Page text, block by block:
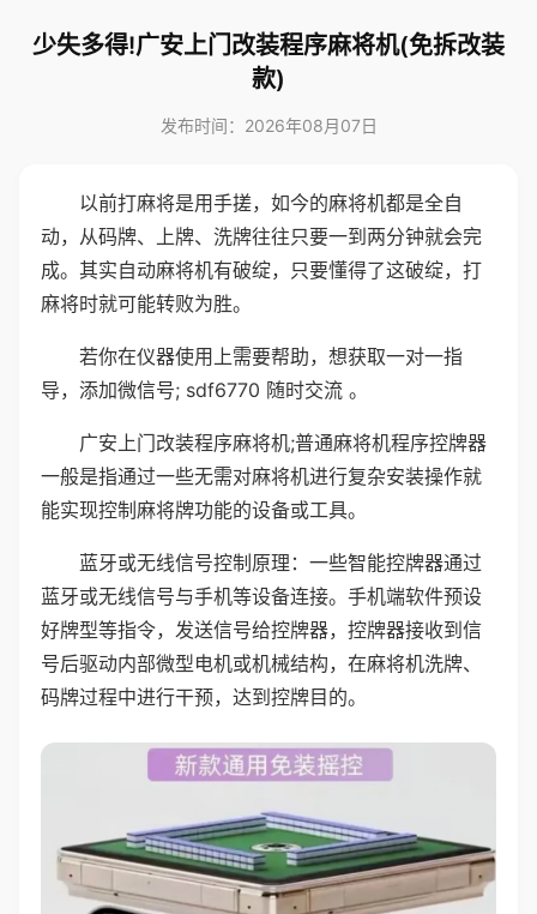
少失多得!广安上门改装程序麻将机(免拆改装
款)
发布时间：2026年08月07日
以前打麻将是用手搓，如今的麻将机都是全自
动，从码牌、上牌、洗牌往往只要一到两分钟就会完
成。其实自动麻将机有破绽，只要懂得了这破绽，打
麻将时就可能转败为胜。
若你在仪器使用上需要帮助，想获取一对一指
导，添加微信号; sdf6770 随时交流 。
广安上门改装程序麻将机;普通麻将机程序控牌器
一般是指通过一些无需对麻将机进行复杂安装操作就
能实现控制麻将牌功能的设备或工具。
蓝牙或无线信号控制原理：一些智能控牌器通过
蓝牙或无线信号与手机等设备连接。手机端软件预设
好牌型等指令，发送信号给控牌器，控牌器接收到信
号后驱动内部微型电机或机械结构，在麻将机洗牌、
码牌过程中进行干预，达到控牌目的。